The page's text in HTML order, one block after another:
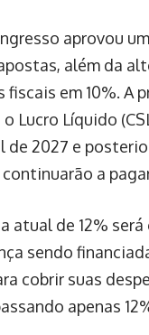
aprovou
além da
em 10%. A
Lucro Líquido
de 2027 e
a
atual de 12%
sendo
cobrir suas
apenas